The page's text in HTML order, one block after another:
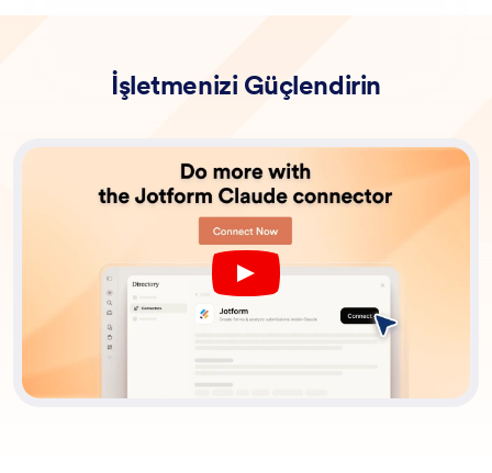
İşletmenizi Güçlendirin
Play YouTube Video